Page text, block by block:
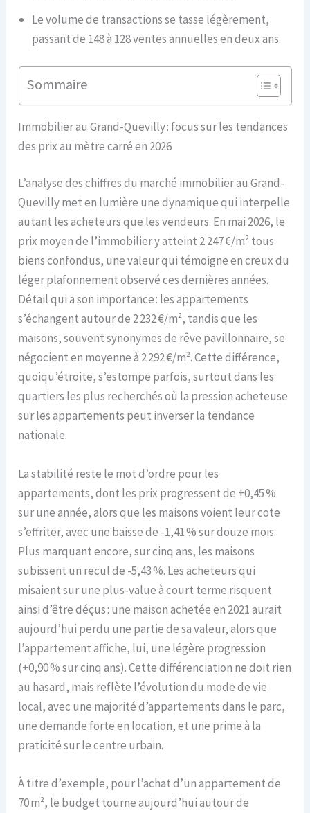
Le volume de transactions se tasse légèrement,
passant de 148 à 128 ventes annuelles en deux ans.
Sommaire
Immobilier au Grand-Quevilly : focus sur les tendances
des prix au mètre carré en 2026
L’analyse des chiffres du marché immobilier au Grand-
Quevilly met en lumière une dynamique qui interpelle
autant les acheteurs que les vendeurs. En mai 2026, le
prix moyen de l’immobilier y atteint 2 247 €/m² tous
biens confondus, une valeur qui témoigne en creux du
léger plafonnement observé ces dernières années.
Détail qui a son importance : les appartements
s’échangent autour de 2 232 €/m², tandis que les
maisons, souvent synonymes de rêve pavillonnaire, se
négocient en moyenne à 2 292 €/m². Cette différence,
quoiqu’étroite, s’estompe parfois, surtout dans les
quartiers les plus recherchés où la pression acheteuse
sur les appartements peut inverser la tendance
nationale.
La stabilité reste le mot d’ordre pour les
appartements, dont les prix progressent de +0,45 %
sur une année, alors que les maisons voient leur cote
s’effriter, avec une baisse de -1,41 % sur douze mois.
Plus marquant encore, sur cinq ans, les maisons
subissent un recul de -5,43 %. Les acheteurs qui
misaient sur une plus-value à court terme risquent
ainsi d’être déçus : une maison achetée en 2021 aurait
aujourd’hui perdu une partie de sa valeur, alors que
l’appartement affiche, lui, une légère progression
(+0,90 % sur cinq ans). Cette différenciation ne doit rien
au hasard, mais reflète l’évolution du mode de vie
local, avec une majorité d’appartements dans le parc,
une demande forte en location, et une prime à la
praticité sur le centre urbain.
À titre d’exemple, pour l’achat d’un appartement de
70 m², le budget tourne aujourd’hui autour de